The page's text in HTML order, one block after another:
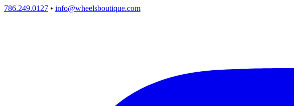
786.249.0127 • info@wheelsboutique.com